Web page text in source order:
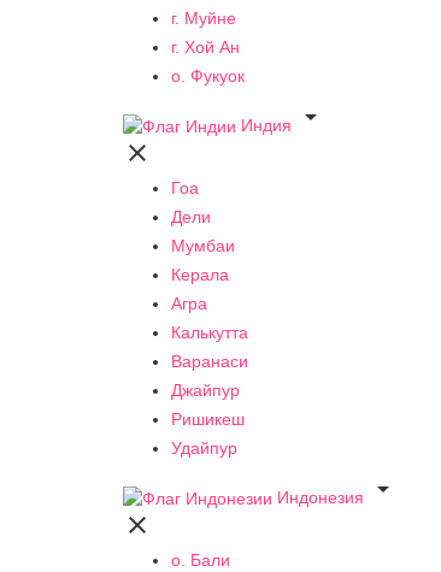
г. Муйне
г. Хой Ан
о. Фукуок
Индия


Гоа
Дели
Мумбаи
Керала
Агра
Калькутта
Варанаси
Джайпур
Ришикеш
Удайпур
Индонезия


о. Бали